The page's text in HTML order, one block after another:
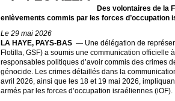
Des volontaires de la
enlèvements commis par les forces d’occupation
Le 29 mai 2026
LA HAYE, PAYS-BAS — Une délégation de
Flotilla, GSF) a soumis une communication
responsables politiques d’avoir commis des crimes
génocide. Les crimes détaillés dans la
avril 2026, ainsi que les 18 et 19 mai 2026,
armés par les forces d’occupation israéliennes (iOF).